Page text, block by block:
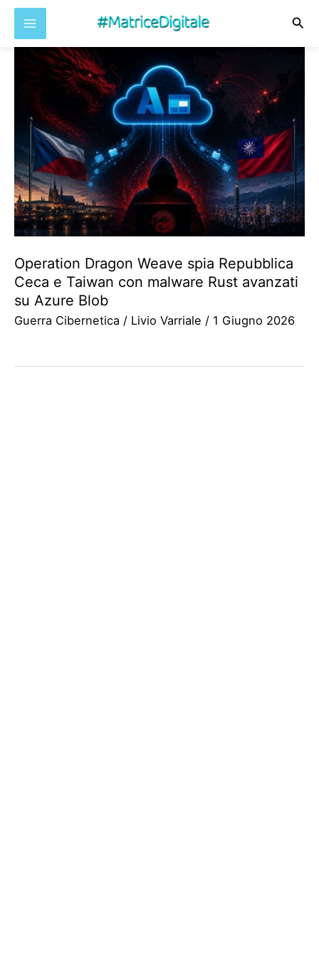
Operation Dragon Weave spia Repubblica
Ceca e Taiwan con malware Rust avanzati
su Azure Blob
Guerra Cibernetica / Livio Varriale / 1 Giugno 2026